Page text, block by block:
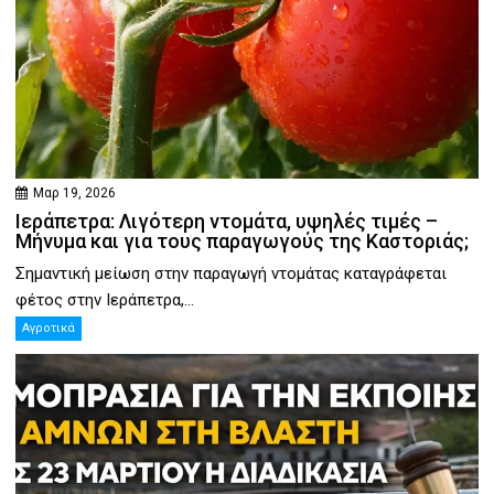
Μαρ 19, 2026
Ιεράπετρα: Λιγότερη ντομάτα, υψηλές τιμές –
Μήνυμα και για τους παραγωγούς της Καστοριάς;
Σημαντική μείωση στην παραγωγή ντομάτας καταγράφεται
φέτος στην Ιεράπετρα,...
Αγροτικά